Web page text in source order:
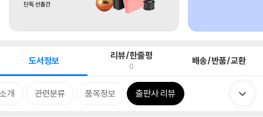
도서정보 리뷰/한줄평
0 배송/반품/교환
개 관련분류 품목정보 출판사 리뷰